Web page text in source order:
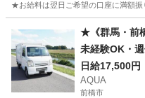
★お給料は翌日ご希望の口座に満額
倉庫 時給
★《群馬・前
未経験OK・
◎
日給17,500円
AQUA
前橋市